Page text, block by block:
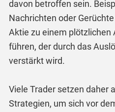
davon betroffen sein.
Nachrichten oder
Aktie zu einem plötzlichen
führen, der durch das
verstärkt wird.
Viele Trader setzen daher
Strategien, um sich vor